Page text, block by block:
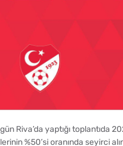
Riva’da yaptığı toplantıda
%50’si oranında seyirci